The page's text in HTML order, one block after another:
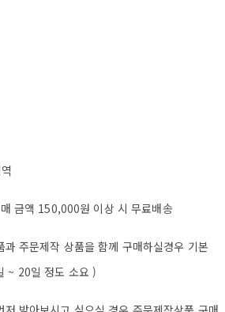
금액 150,000원 이상 시 무료배송
제작 상품을 함께 구매하실경우 기본
~ 20일 정도 소요 )